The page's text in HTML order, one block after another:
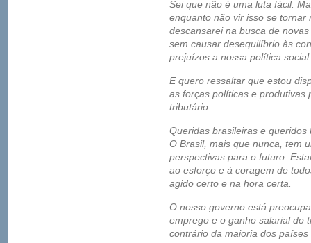
Sei que não é uma luta fácil.
enquanto não vir isso se
descansarei na busca de
sem causar desequilíbrio às
prejuízos a nossa política social.
E quero ressaltar que estou
as forças políticas e produtivas
tributário.
Queridas brasileiras e queridos
O Brasil, mais que nunca, tem
perspectivas para o futuro.
ao esforço e à coragem de
agido certo e na hora certa.
O nosso governo está
emprego e o ganho salarial do
contrário da maioria dos